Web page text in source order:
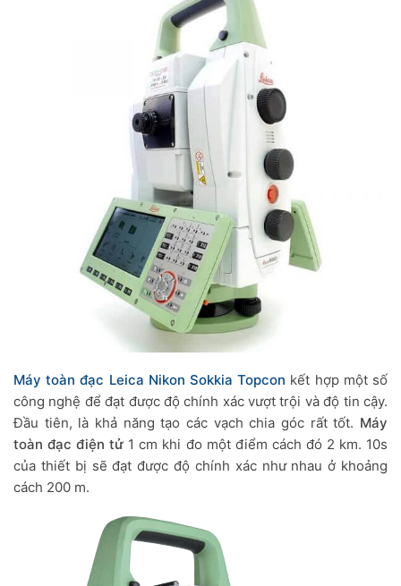
Máy toàn đạc Leica Nikon Sokkia Topcon kết hợp một số
công nghệ để đạt được độ chính xác vượt trội và độ tin cậy.
Đầu tiên, là khả năng tạo các vạch chia góc rất tốt. Máy
toàn đạc điện tử 1 cm khi đo một điểm cách đó 2 km. 10s
của thiết bị sẽ đạt được độ chính xác như nhau ở khoảng
cách 200 m.